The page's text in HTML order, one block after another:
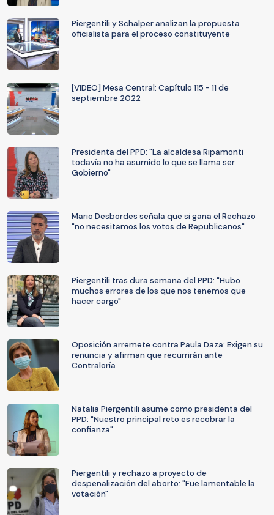
Piergentili y Schalper analizan la propuesta
oficialista para el proceso constituyente
[VIDEO] Mesa Central: Capítulo 115 - 11 de
septiembre 2022
Presidenta del PPD: "La alcaldesa Ripamonti
todavía no ha asumido lo que se llama ser
Gobierno"
Mario Desbordes señala que si gana el Rechazo
"no necesitamos los votos de Republicanos"
Piergentili tras dura semana del PPD: "Hubo
muchos errores de los que nos tenemos que
hacer cargo"
Oposición arremete contra Paula Daza: Exigen su
renuncia y afirman que recurrirán ante
Contraloría
Natalia Piergentili asume como presidenta del
PPD: "Nuestro principal reto es recobrar la
confianza"
Piergentili y rechazo a proyecto de
despenalización del aborto: "Fue lamentable la
votación"